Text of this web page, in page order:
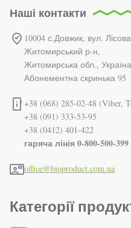
Наші контакти
10004 с.Довжик, вул.
Житомирський р-н,
Житомирська обл., Україна
Абонементна скринька 95
+38 (068) 285-02-48 (Viber,
+38 (091) 333-53-95
+38 (0412) 401-422
гаряча лінія 0-800-500-399
office@bioproduct.com.ua
Категорії